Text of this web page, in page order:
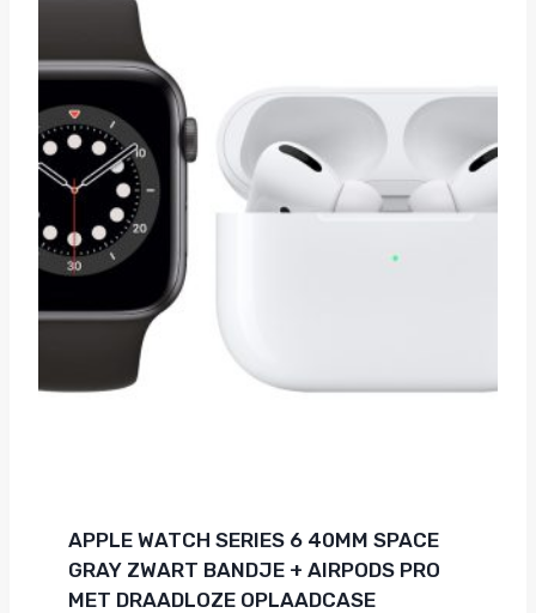
APPLE WATCH SERIES 6 40MM SPACE
GRAY ZWART BANDJE + AIRPODS PRO
MET DRAADLOZE OPLAADCASE